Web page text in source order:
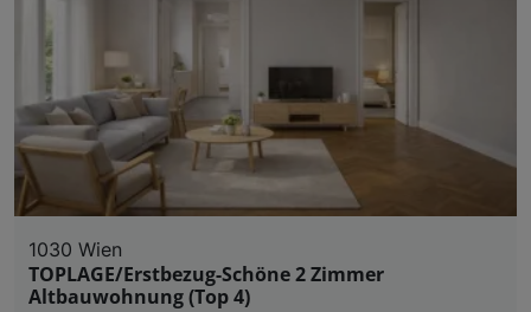
1030 Wien
TOPLAGE/Erstbezug-Schöne 2 Zimmer
Altbauwohnung (Top 4)